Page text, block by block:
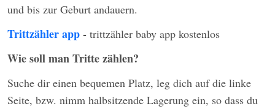
und bis zur Geburt andauern.
Trittzähler app- trittzähler baby app kostenlos
Wie soll man Tritte zählen?
Suche dir einen bequemen Platz, leg dich auf die linke
Seite, bzw. nimm halbsitzende Lagerung ein, so dass du